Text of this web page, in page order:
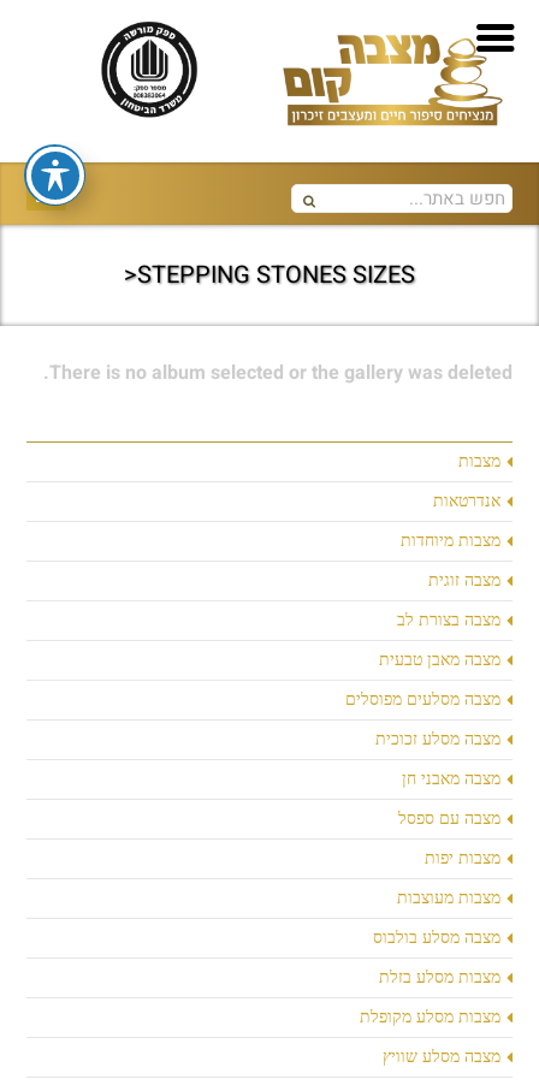
STEPPING STONES SIZES<
מצבות
אנדרטאות
מצבות מיוחדות
מצבה זוגית
מצבה בצורת לב
מצבה מאבן טבעית
מצבה מסלעים מפוסלים
מצבה מסלע זכוכית
מצבה מאבני חן
מצבה עם ספסל
מצבות יפות
מצבות מעוצבות
מצבה מסלע בולבוס
מצבות מסלע בזלת
מצבות מסלע מקופלת
מצבה מסלע שוויץ
There is no album selected or the gallery was deleted.